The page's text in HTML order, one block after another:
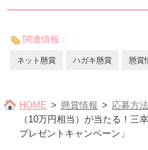
関連情報：
ネット懸賞 ハガキ懸賞 懸賞
HOME 懸賞情報 応募方法
（10万円相当）が当たる！三
プレゼントキャンペーン」